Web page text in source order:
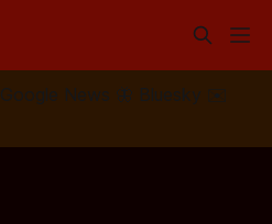
Google News 🦋 Bluesky
✉️